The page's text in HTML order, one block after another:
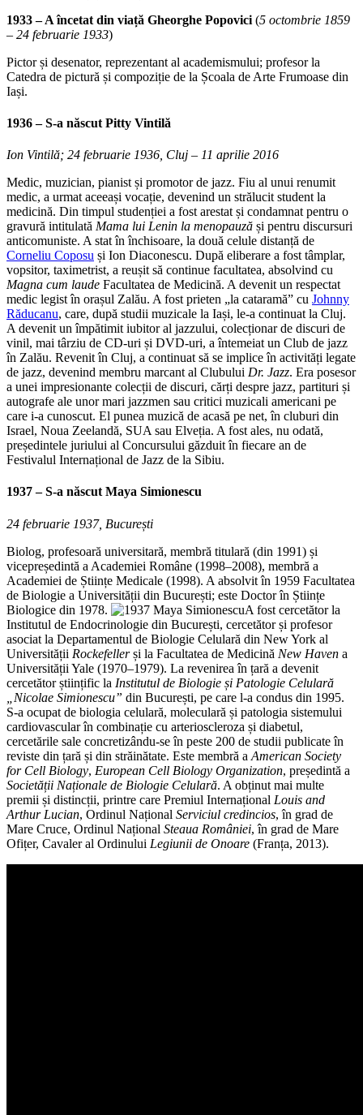
1933 – A încetat din viață Gheorghe Popovici (5 octombrie 1859
– 24 februarie 1933)
Pictor și desenator, reprezentant al academismului; profesor la
Catedra de pictură și compoziție de la Școala de Arte Frumoase din
Iași.
1936– S-a născut Pitty Vintilă
Ion Vintilă; 24 februarie 1936, Cluj – 11 aprilie 2016
Medic, muzician, pianist și promotor de jazz. Fiu al unui renumit
medic, a urmat aceeași vocație, devenind un strălucit student la
medicină. Din timpul studenției a fost arestat și condamnat pentru o
gravură intitulată Mama lui Lenin la menopauză și pentru discursuri
anticomuniste. A stat în închisoare, la două celule distanță de
Corneliu Coposu și Ion Diaconescu. După eliberare a fost tâmplar,
vopsitor, taximetrist, a reușit să continue facultatea, absolvind cu
Magna cum laude Facultatea de Medicină. A devenit un respectat
medic legist în orașul Zalău. A fost prieten „la cataramă” cu Johnny
Răducanu, care, după studii muzicale la Iași, le-a continuat la Cluj.
A devenit un împătimit iubitor al jazzului, colecționar de discuri de
vinil, mai târziu de CD-uri și DVD-uri, a întemeiat un Club de jazz
în Zalău. Revenit în Cluj, a continuat să se implice în activități legate
de jazz, devenind membru marcant al Clubului Dr. Jazz. Era posesor
a unei impresionante colecții de discuri, cărți despre jazz, partituri și
autografe ale unor mari jazzmen sau critici muzicali americani pe
care i-a cunoscut. El punea muzică de acasă pe net, în cluburi din
Israel, Noua Zeelandă, SUA sau Elveția. A fost ales, nu odată,
președintele juriului al Concursului găzduit în fiecare an de
Festivalul Internațional de Jazz de la Sibiu.
1937 – S-a născut Maya Simionescu
24 februarie 1937, București
Biolog, profesoară universitară, membră titulară (din 1991) și
vicepreședintă a Academiei Române (1998–2008), membră a
Academiei de Științe Medicale (1998). A absolvit în 1959 Facultatea
de Biologie a Universității din București; este Doctor în Științe
Biologice din 1978.
A fost cercetător la
Institutul de Endocrinologie din București, cercetător și profesor
asociat la Departamentul de Biologie Celulară din New York al
Universității Rockefellerși la Facultatea de Medicină New Haven a
Universității Yale (1970–1979). La revenirea în țară a devenit
cercetător științific la Institutul de Biologie și Patologie Celulară
„Nicolae Simionescu” din București, pe care l-a condus din 1995.
S-a ocupat de biologia celulară, moleculară și patologia sistemului
cardiovascular în combinație cu arterioscleroza și diabetul,
cercetările sale concretizându-se în peste 200 de studii publicate în
reviste din țară și din străinătate. Este membră a American Society
for Cell Biology, European Cell Biology Organization, președintă a
Societății Naționale de Biologie Celulară. A obținut mai multe
premii și distincții, printre care Premiul Internațional Louis and
Arthur Lucian, Ordinul Național Serviciul credincios, în grad de
Mare Cruce, Ordinul Național Steaua României, în grad de Mare
Ofițer, Cavaler al Ordinului Legiunii de Onoare (Franța, 2013).